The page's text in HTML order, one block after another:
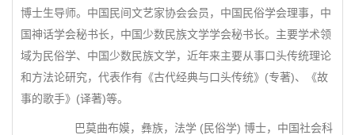
博士生导师。中国民间文艺家协会会员，中国民俗学会理事，中
国神话学会秘书长，中国少数民族文学学会秘书长。主要学术领
域为民俗学、中国少数民族文学，近年来主要从事口头传统理论
和方法论研究，代表作有《古代经典与口头传统》(专著)、《故
事的歌手》(译著)等。
巴莫曲布嫫，彝族，法学 (民俗学) 博士，中国社会科